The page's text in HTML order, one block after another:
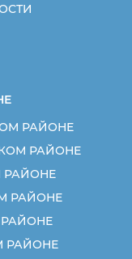
РАЙОНЕ
РАЙОНЕ
РАЙОНЕ
РАЙОНЕ
РАЙОНЕ